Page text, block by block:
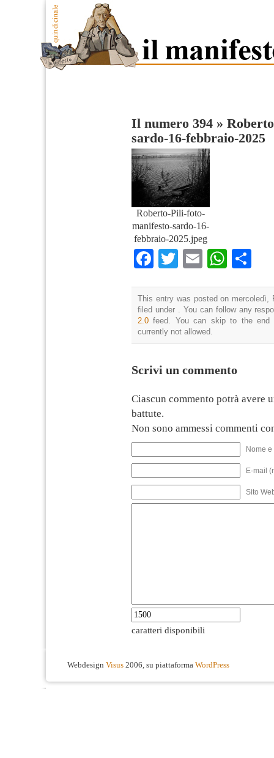
Il numero 394 »
sardo-16-febbraio-2025
Roberto-Pili-foto-
manifesto-sardo-16-
febbraio-2025.jpeg
Facebook
TwitterEmail
This entry was posted on mercoledì,
filed under . You can follow any
2.0 feed. You can skip to the end
currently not allowed.
Scrivi un commento
Ciascun commento potrà avere
battute.
Non sono ammessi commenti
Nome
E-mail
Sito
caratteri disponibili
Webdesign Visus 2006, su piattaforma WordPress